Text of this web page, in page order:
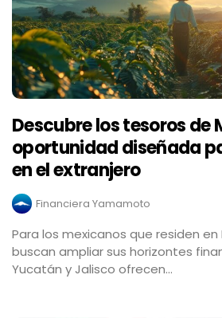
Descubre los tesoros de
oportunidad diseñada
en el extranjero
Financiera Yamamoto
Para los mexicanos que residen en
buscan ampliar sus horizontes
Yucatán y Jalisco ofrecen...